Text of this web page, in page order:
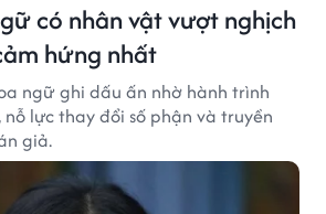
có nhân vật vượt nghịch
hứng nhất
ngữ ghi dấu ấn nhờ hành trình
lực thay đổi số phận và truyền
giả.